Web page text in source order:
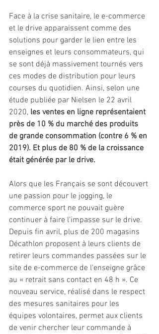
Face à la crise sanitaire, le e-commerce
et le drive apparaissent comme des
solutions pour garder le lien entre les
enseignes et leurs consommateurs, qui
se sont déjà massivement tournés vers
ces modes de distribution pour leurs
courses du quotidien. Ainsi, selon une
étude publiée par Nielsen le 22 avril
2020, les ventes en ligne représentaient
près de 10 % du marché des produits
de grande consommation (contre 6 % en
2019). Et plus de 80 % de la croissance
était générée par le drive.
Alors que les Français se sont découvert
une passion pour le jogging, le
commerce sport ne pouvait guère
continuer à faire l'impasse sur le drive.
Depuis fin avril, plus de 200 magasins
Décathlon proposent à leurs clients de
retirer leurs commandes passées sur le
site de e-commerce de l'enseigne grâce
au « retrait sans contact en 48 h ». Ce
nouveau service, réalisé dans le respect
des mesures sanitaires pour les
équipes volontaires, permet aux clients
de venir chercher leur commande à